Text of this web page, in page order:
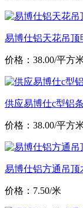
易博仕铝天花吊顶
价格：38.00/平方
供应易博仕c型铝
价格：38.00/平方
易博仕铝方通吊
价格：7.50/米